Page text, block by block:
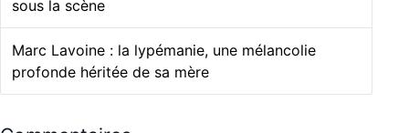
sous la scène
Marc Lavoine : la lypémanie, une mélancolie
profonde héritée de sa mère